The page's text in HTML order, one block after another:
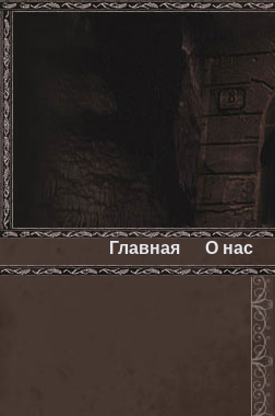
Главная О нас